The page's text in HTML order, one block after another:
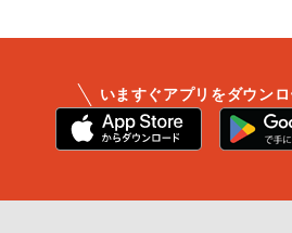
いますぐアプリをダウン